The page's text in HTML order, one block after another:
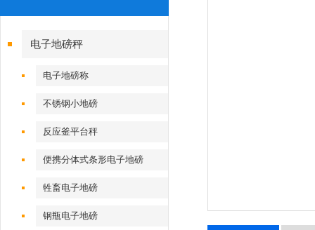
电子地磅秤
电子地磅称
不锈钢小地磅
反应釜平台秤
便携分体式条形电子地磅
牲畜电子地磅
钢瓶电子地磅